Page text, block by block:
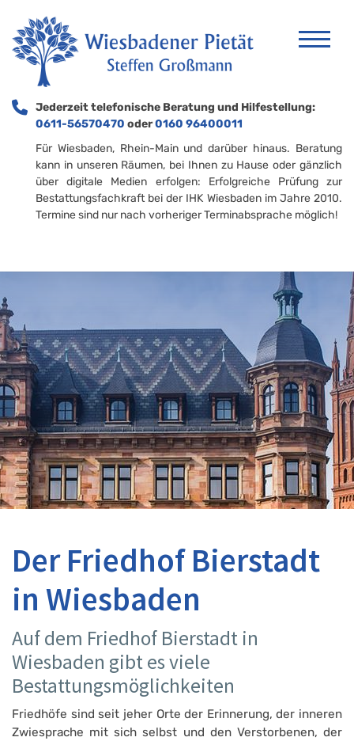
Jederzeit telefonische Beratung und Hilfestellung:
0611-56570470 oder0160 96400011
Für Wiesbaden, Rhein-Main und darüber hinaus. Beratung
kann in unseren Räumen, bei Ihnen zu Hause oder gänzlich
über digitale Medien erfolgen: Erfolgreiche Prüfung zur
Bestattungsfachkraft bei der IHK Wiesbaden im Jahre 2010.
Termine sind nur nach vorheriger Terminabsprache möglich!
Der Friedhof Bierstadt
in Wiesbaden
Auf dem Friedhof Bierstadt in
Wiesbaden gibt es viele
Bestattungsmöglichkeiten
Friedhöfe sind seit jeher Orte der Erinnerung, der inneren
Zwiesprache mit sich selbst und den Verstorbenen, der